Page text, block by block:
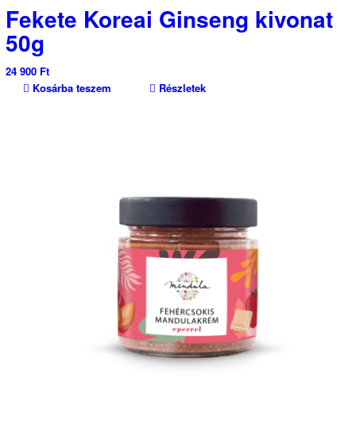
Fekete Koreai Ginseng kivonat
50g
24 900 Ft
Kosárba teszem
Részletek